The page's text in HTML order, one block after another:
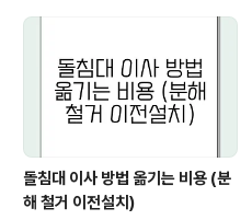
돌침대 이사 방법 옮기는 비용 (분
해 철거 이전설치)